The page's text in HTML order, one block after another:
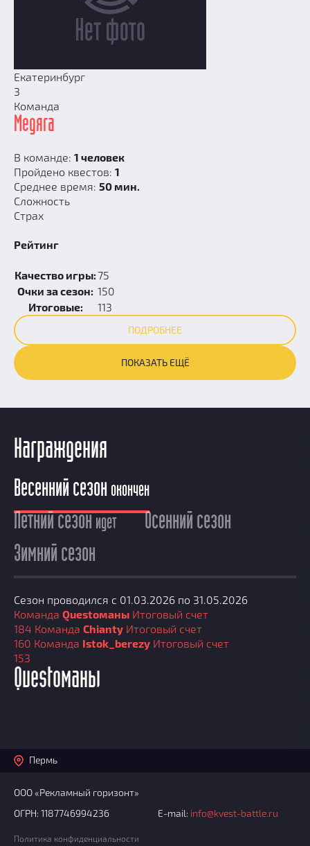
Екатеринбург
3
Команда
Медяга
В команде: 1 человек
Пройдено квестов: 1
Среднее время: 50 мин.
Сложность
Страх
Рейтинг
Качество игры:75
Очки за сезон: 150
Итоговые:
113
ПОДРОБНЕЕ
ПОКАЗАТЬ ЕЩЁ
Награждения
Весенний сезон окончен
Летний сезон идет
Осенний сезон
Зимний сезон
Сезон проводился с 01.03.2026 по 31.05.2026
Команда Questoманы Итоговый счет
184 Команда Chianty Итоговый счет
160 Команда Istok_berezy Итоговый счет
153
Questoманы
Пермь
ООО «Рекламный горизонт»
ОГРН: 1187746994236
E-mail: info@kvest-battle.ru
Политика конфиденциальности